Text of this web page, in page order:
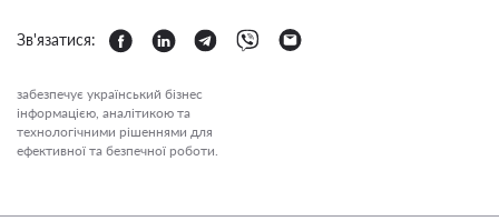
Зв'язатися:
забезпечує український бізнес
інформацією, аналітикою та
технологічними рішеннями для
ефективної та безпечної роботи.